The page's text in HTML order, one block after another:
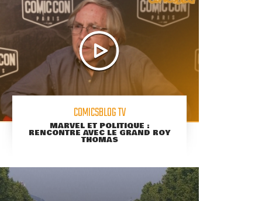
COMICSBLOG TV
MARVEL ET POLITIQUE :
RENCONTRE AVEC LE GRAND ROY
THOMAS